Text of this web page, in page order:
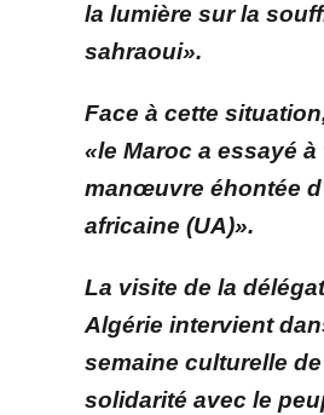
la lumière sur la
sahraoui».
Face à cette
«le Maroc a essayé
manœuvre éhontée
africaine (UA)».
La visite de la
Algérie intervient
semaine culturelle
solidarité avec le